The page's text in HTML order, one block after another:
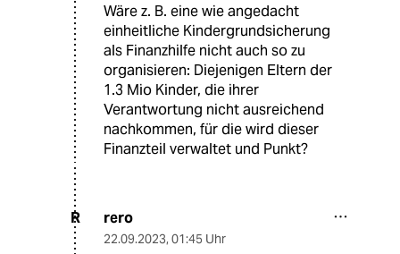
Wäre z. B. eine wie angedacht
einheitliche Kindergrundsicherung
als Finanzhilfe nicht auch so zu
organisieren: Diejenigen Eltern der
1.3 Mio Kinder, die ihrer
Verantwortung nicht ausreichend
nachkommen, für die wird dieser
Finanzteil verwaltet und Punkt?
R rero
22.09.2023, 01:45 Uhr